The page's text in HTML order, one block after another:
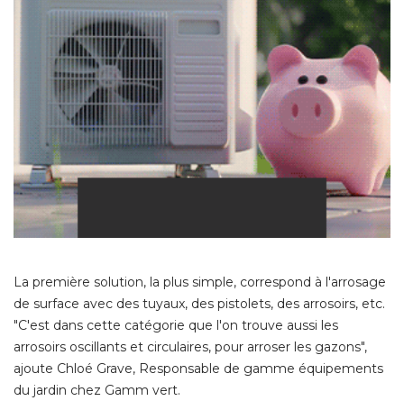
La première solution, la plus simple, correspond à l'arrosage
de surface avec des tuyaux, des pistolets, des arrosoirs, etc.
"C'est dans cette catégorie que l'on trouve aussi les
arrosoirs oscillants et circulaires, pour arroser les gazons",
ajoute Chloé Grave, Responsable de gamme équipements
du jardin chez Gamm vert.